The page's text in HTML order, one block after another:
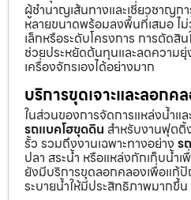
ผู้ชำนาญเส้นทางและเชี่ยวชาญก
หลายขนาดพร้อมลงพื้นที่เสมอ ไม่
เล็กหรือระดับโครงการ การตัดสิน
ช่วยประหยัดต้นทุนและลดความยุ่
เครื่องจักรเองได้อย่างมาก
บริการขุดเจาะและลอก
ในส่วนของการจัดการแหล่งน้ำแล
รถแบคโฮขุดดิน สำหรับงานฟุตติ้
รั้ว รวมถึงงานเฉพาะทางอย่าง ร
ปลา สระน้ำ หรือแหล่งกักเก็บน้ำเ
ยังมีบริการขุดลอกคลองเพื่อแก้
ระบายน้ำให้มีประสิทธิภาพมากขึ้น